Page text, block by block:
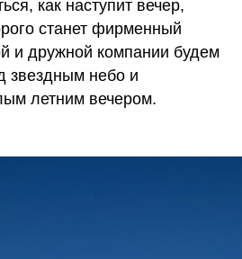
как наступит вечер,
станет фирменный
и дружной компании будем
звездным небо и
летним вечером.